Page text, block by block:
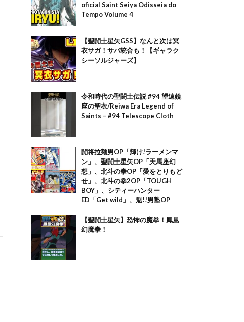
oficial Saint Seiya Odisseia do
Tempo Volume 4
【聖闘士星矢GSS】なんと次は冥
衣サガ！サバ統合も！【ギャラク
シーソルジャーズ】
令和時代の聖闘士伝説 #94 望遠鏡
座の聖衣/Reiwa Era Legend of
Saints – #94 Telescope Cloth
闘将拉麺男OP「輝け!ラーメンマ
ン」、聖闘士星矢OP「天馬座幻
想」、北斗の拳OP「愛をとりもど
せ」、北斗の拳2OP「TOUGH
BOY」、シティーハンター
ED「Get wild」、魁!!男塾OP
【聖闘士星矢】恐怖の魔拳！鳳凰
幻魔拳！